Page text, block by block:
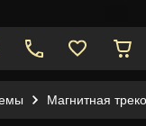
Магнитная